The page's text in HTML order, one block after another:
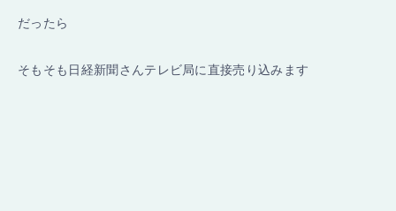
だったら
そもそも日経新聞さんテレビ局に直接売り込みます